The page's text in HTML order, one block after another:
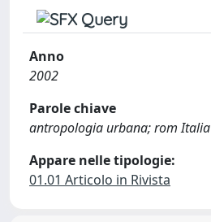
Anno
2002
Parole chiave
antropologia urbana; rom
Appare nelle tipologie:
01.01 Articolo in Rivista